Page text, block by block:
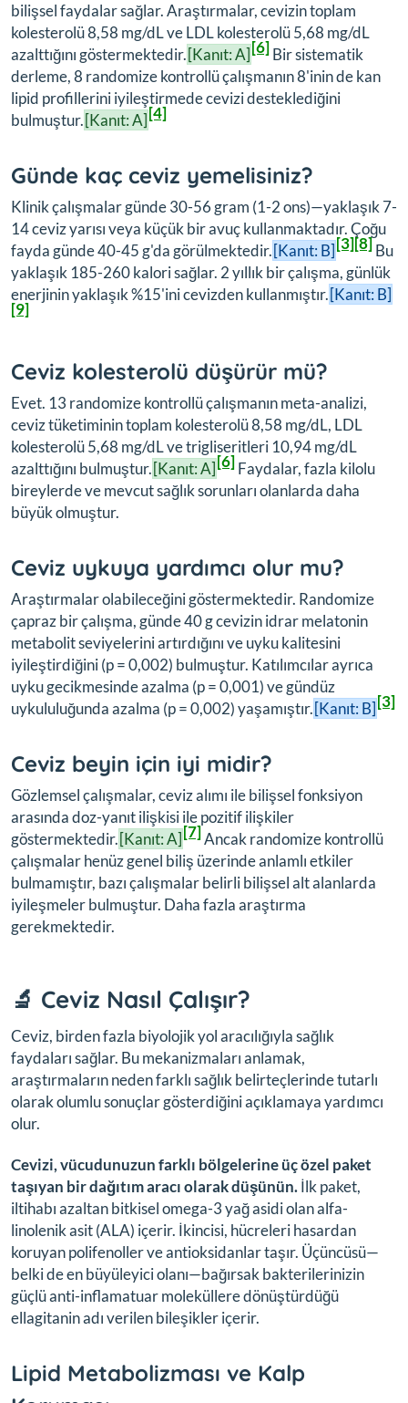
bilişsel faydalar sağlar. Araştırmalar, cevizin toplam
kolesterolü 8,58 mg/dL ve LDL kolesterolü 5,68 mg/dL
azalttığını göstermektedir.[Kanıt: A][6]Bir sistematik
derleme, 8 randomize kontrollü çalışmanın 8'inin de kan
lipid profillerini iyileştirmede cevizi desteklediğini
bulmuştur.[Kanıt: A][4]
Günde kaç ceviz yemelisiniz?
Klinik çalışmalar günde 30-56 gram (1-2 ons)—yaklaşık 7-
14 ceviz yarısı veya küçük bir avuç kullanmaktadır. Çoğu
fayda günde 40-45 g'da görülmektedir.[Kanıt: B][3][8]Bu
yaklaşık 185-260 kalori sağlar. 2 yıllık bir çalışma, günlük
enerjinin yaklaşık %15'ini cevizden kullanmıştır.[Kanıt: B]
[9]
Ceviz kolesterolü düşürür mü?
Evet. 13 randomize kontrollü çalışmanın meta-analizi,
ceviz tüketiminin toplam kolesterolü 8,58 mg/dL, LDL
kolesterolü 5,68 mg/dL ve trigliseritleri 10,94 mg/dL
azalttığını bulmuştur.[Kanıt: A][6]Faydalar, fazla kilolu
bireylerde ve mevcut sağlık sorunları olanlarda daha
büyük olmuştur.
Ceviz uykuya yardımcı olur mu?
Araştırmalar olabileceğini göstermektedir. Randomize
çapraz bir çalışma, günde 40 g cevizin idrar melatonin
metabolit seviyelerini artırdığını ve uyku kalitesini
iyileştirdiğini (p = 0,002) bulmuştur. Katılımcılar ayrıca
uyku gecikmesinde azalma (p = 0,001) ve gündüz
uykululuğunda azalma (p = 0,002) yaşamıştır.[Kanıt: B][3]
Ceviz beyin için iyi midir?
Gözlemsel çalışmalar, ceviz alımı ile bilişsel fonksiyon
arasında doz-yanıt ilişkisi ile pozitif ilişkiler
göstermektedir.[Kanıt: A][7]Ancak randomize kontrollü
çalışmalar henüz genel biliş üzerinde anlamlı etkiler
bulmamıştır, bazı çalışmalar belirli bilişsel alt alanlarda
iyileşmeler bulmuştur. Daha fazla araştırma
gerekmektedir.
🔬 Ceviz Nasıl Çalışır?
Ceviz, birden fazla biyolojik yol aracılığıyla sağlık
faydaları sağlar. Bu mekanizmaları anlamak,
araştırmaların neden farklı sağlık belirteçlerinde tutarlı
olarak olumlu sonuçlar gösterdiğini açıklamaya yardımcı
olur.
Cevizi, vücudunuzun farklı bölgelerine üç özel paket
taşıyan bir dağıtım aracı olarak düşünün.İlk paket,
iltihabı azaltan bitkisel omega-3 yağ asidi olan alfa-
linolenik asit (ALA) içerir. İkincisi, hücreleri hasardan
koruyan polifenoller ve antioksidanlar taşır. Üçüncüsü—
belki de en büyüleyici olanı—bağırsak bakterilerinizin
güçlü anti-inflamatuar moleküllere dönüştürdüğü
ellagitanin adı verilen bileşikler içerir.
Lipid Metabolizması ve Kalp